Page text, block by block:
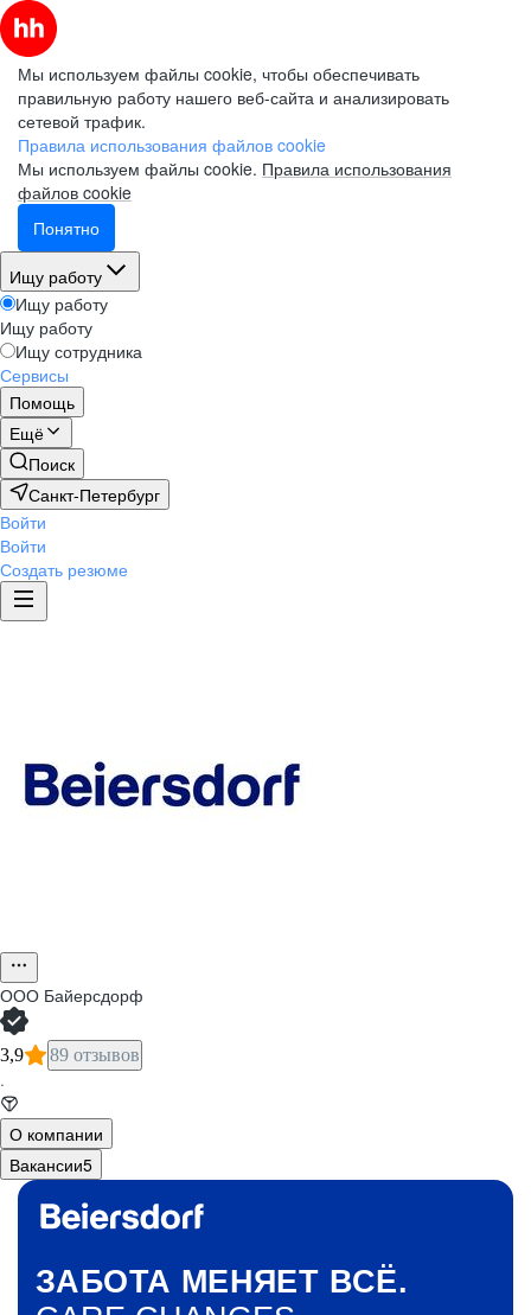
Мы используем файлы cookie, чтобы обеспечивать
правильную работу нашего веб-сайта и анализировать
сетевой трафик.
Правила использования файлов cookie
Мы используем файлы cookie. Правила использования
файлов cookie
Понятно
Ищу работу
Ищу работу
Ищу работу
Ищу сотрудника
Сервисы
Помощь
Ещё
Поиск
Санкт-Петербург
Войти
Войти
Создать резюме
ООО Байерсдорф
3,9 89 отзывов
·
О компании
Вакансии5
ЗАБОТА МЕНЯЕТ ВСЁ.